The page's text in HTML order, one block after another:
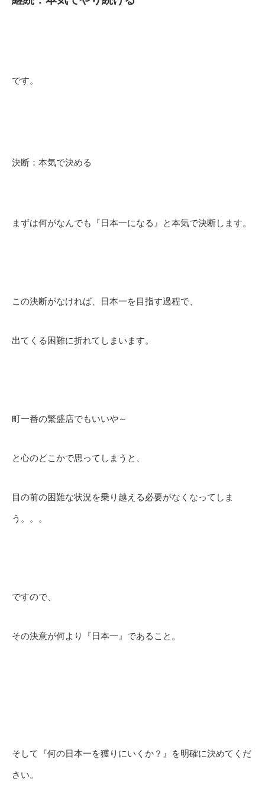
です。
決断：本気で決める
まずは何がなんでも『日本一になる』と本気で決断します。
この決断がなければ、日本一を目指す過程で、
出てくる困難に折れてしまいます。
町一番の繁盛店でもいいや～
と心のどこかで思ってしまうと、
目の前の困難な状況を乗り越える必要がなくなってしま
う。。。
ですので、
その決意が何より『日本一』であること。
そして『何の日本一を獲りにいくか？』を明確に決めてくだ
さい。